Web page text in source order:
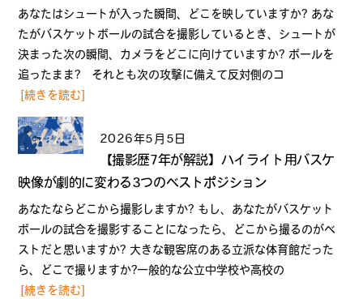
あなたはシュートが入った瞬間、どこを映していますか? あな
たがバスケットボールの試合を撮影しているとき、シュートが
決まった次の瞬間、カメラをどこに向けていますか? ボールを
追ったまま? それとも次の攻撃に備えて反対側のコ
[続きを読む]
2026年5月5日
【撮影歴7年が解説】ハイライト用バスケ
映像が劇的に変わる3つのベストポジション
あなたならどこから撮影しますか? もし、あなたがバスケット
ボールの試合を撮影することになったら、どこから撮るのがベ
ストだと思いますか? 大きな観客席のある立派な体育館だった
ら、どこで撮りますか?一般的な公立中学校や高校の
[続きを読む]